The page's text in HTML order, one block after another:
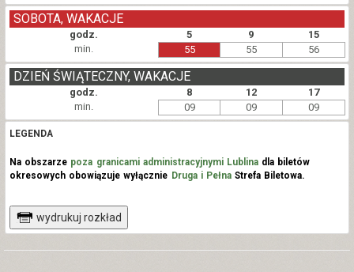
godz. 5 9 15
SOBOTA, WAKACJE
min. 55 55 56
godz. 8 12 17
DZIEŃ ŚWIĄTECZNY, WAKACJE
min. 09 09 09
LEGENDA
Na obszarze poza granicami administracyjnymi Lublinadla biletów
okresowych obowiązuje wyłącznie Druga i PełnaStrefa Biletowa.
wydrukuj rozkład